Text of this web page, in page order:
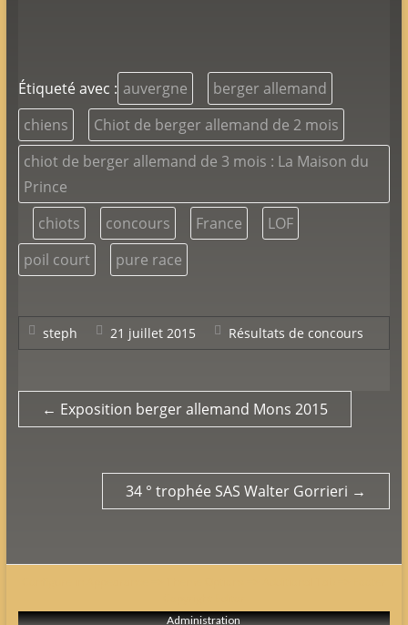
Étiqueté avec : auvergne
berger allemand
chiens
Chiot de berger allemand de 2 mois
chiot de berger allemand de 3 mois : La Maison du
Prince
chiots
concours France
LOF
poil court
pure race
steph 21 juillet 2015 Résultats de concours
← Exposition berger allemand Mons 2015
34 ° trophée SAS Walter Gorrieri →
Administration